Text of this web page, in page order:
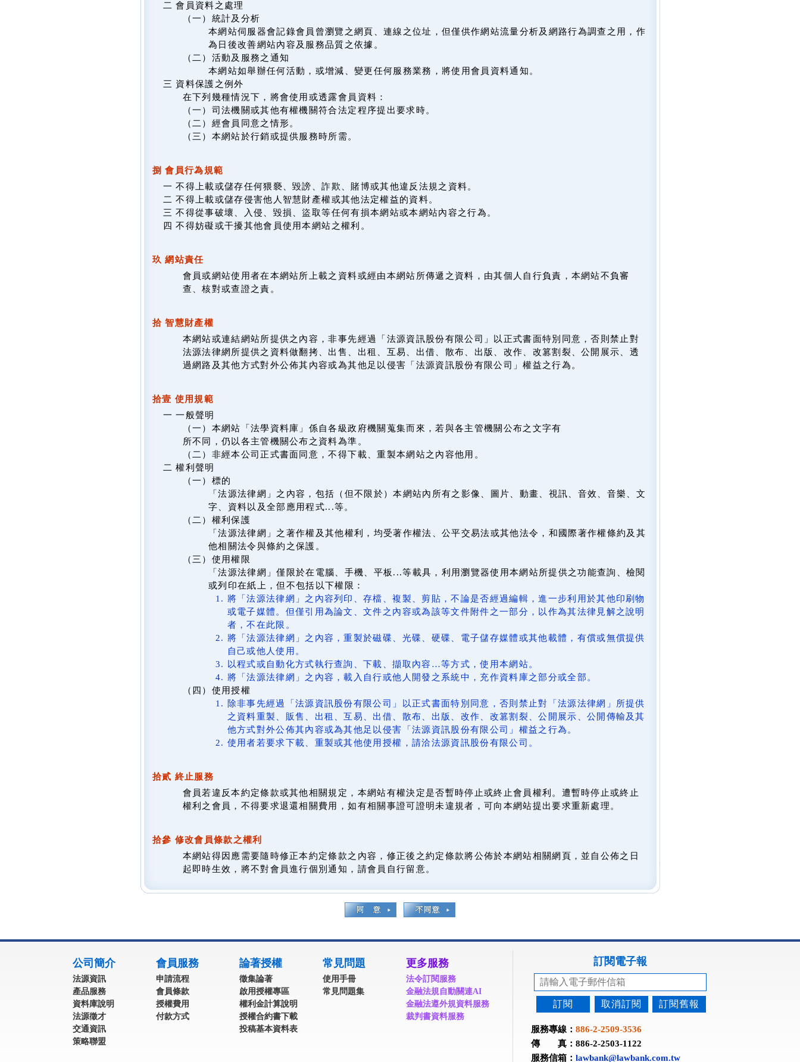
二 會員資料之處理
（一）統計及分析
本網站伺服器會記錄會員曾瀏覽之網頁、連線之位址，但僅供作網站流量分析及網路行為調查之用，作
為日後改善網站內容及服務品質之依據。
（二）活動及服務之通知
本網站如舉辦任何活動，或增減、變更任何服務業務，將使用會員資料通知。
三 資料保護之例外
在下列幾種情況下，將會使用或透露會員資料：
（一）司法機關或其他有權機關符合法定程序提出要求時。
（二）經會員同意之情形。
（三）本網站於行銷或提供服務時所需。
捌 會員行為規範
一 不得上載或儲存任何猥褻、毀謗、詐欺、賭博或其他違反法規之資料。
二 不得上載或儲存侵害他人智慧財產權或其他法定權益的資料。
三 不得從事破壞、入侵、毀損、盜取等任何有損本網站或本網站內容之行為。
四 不得妨礙或干擾其他會員使用本網站之權利。
玖 網站責任
會員或網站使用者在本網站所上載之資料或經由本網站所傳遞之資料，由其個人自行負責，本網站不負審
查、核對或查證之責。
拾 智慧財產權
本網站或連結網站所提供之內容，非事先經過「法源資訊股份有限公司」以正式書面特別同意，否則禁止對
法源法律網所提供之資料做翻拷、出售、出租、互易、出借、散布、出版、改作、改篡割裂、公開展示、透
過網路及其他方式對外公佈其內容或為其他足以侵害「法源資訊股份有限公司」權益之行為。
拾壹 使用規範
一 一般聲明
（一）本網站「法學資料庫」係自各級政府機關蒐集而來，若與各主管機關公布之文字有
所不同，仍以各主管機關公布之資料為準。
（二）非經本公司正式書面同意，不得下載、重製本網站之內容他用。
二 權利聲明
（一）標的
「法源法律網」之內容，包括（但不限於）本網站內所有之影像、圖片、動畫、視訊、音效、音樂、文
字、資料以及全部應用程式...等。
（二）權利保護
「法源法律網」之著作權及其他權利，均受著作權法、公平交易法或其他法令，和國際著作權條約及其
他相關法令與條約之保護。
（三）使用權限
「法源法律網」僅限於在電腦、手機、平板...等載具，利用瀏覽器使用本網站所提供之功能查詢、檢閱
或列印在紙上，但不包括以下權限：
將「法源法律網」之內容列印、存檔、複製、剪貼，不論是否經過編輯，進一步利用於其他印刷物
或電子媒體。但僅引用為論文、文件之內容或為該等文件附件之一部分，以作為其法律見解之說明
者，不在此限。
將「法源法律網」之內容，重製於磁碟、光碟、硬碟、電子儲存媒體或其他載體，有償或無償提供
自己或他人使用。
以程式或自動化方式執行查詢、下載、擷取內容…等方式，使用本網站。
將「法源法律網」之內容，載入自行或他人開發之系統中，充作資料庫之部分或全部。
（四）使用授權
除非事先經過「法源資訊股份有限公司」以正式書面特別同意，否則禁止對「法源法律網」所提供
之資料重製、販售、出租、互易、出借、散布、出版、改作、改篡割裂、公開展示、公開傳輸及其
他方式對外公佈其內容或為其他足以侵害「法源資訊股份有限公司」權益之行為。
使用者若要求下載、重製或其他使用授權，請洽法源資訊股份有限公司。
拾貳 終止服務
會員若違反本約定條款或其他相關規定，本網站有權決定是否暫時停止或終止會員權利。遭暫時停止或終止
權利之會員，不得要求退還相關費用，如有相關事證可證明未違規者，可向本網站提出要求重新處理。
拾參 修改會員條款之權利
本網站得因應需要隨時修正本約定條款之內容，修正後之約定條款將公佈於本網站相關網頁，並自公佈之日
起即時生效，將不對會員進行個別通知，請會員自行留意。
公司簡介
法源資訊
產品服務
資料庫說明
法源徵才
交通資訊
策略聯盟
會員服務
申請流程
會員條款
授權費用
付款方式
論著授權
徵集論著
啟用授權專區
權利金計算說明
授權合約書下載
投稿基本資料表
常見問題
使用手冊
常見問題集
更多服務
法令訂閱服務
金融法規自動關連AI
金融法遵外規資料服務
裁判書資料服務
訂閱電子報
訂閱 取消訂閱 訂閱舊報
服務專線： 886-2-2509-3536
傳 真：886-2-2503-1122
服務信箱： lawbank@lawbank.com.tw